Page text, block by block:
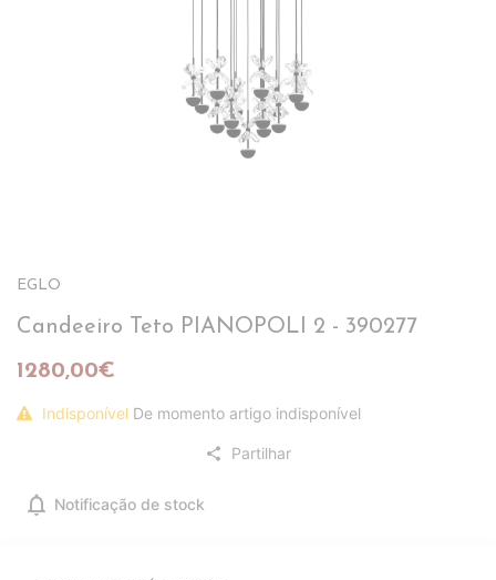
EGLO
Candeeiro Teto PIANOPOLI 2 - 390277
1280,00€
Indisponível De momento artigo indisponível
share Partilhar
notifications Notificação de stock